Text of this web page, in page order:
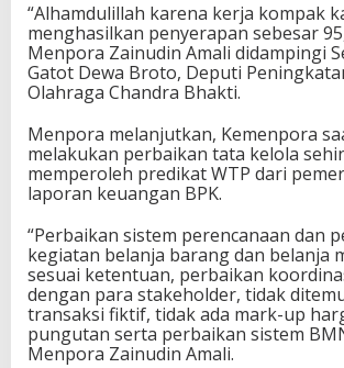
“Alhamdulillah karena kerja kompak
menghasilkan penyerapan sebesar
Menpora Zainudin Amali didampingi
Gatot Dewa Broto, Deputi
Olahraga Chandra Bhakti.
Menpora melanjutkan, Kemenpora
melakukan perbaikan tata kelola
memperoleh predikat WTP dari
laporan keuangan BPK.
“Perbaikan sistem perencanaan dan
kegiatan belanja barang dan belanja
sesuai ketentuan, perbaikan
dengan para stakeholder, tidak
transaksi fiktif, tidak ada mark-up
pungutan serta perbaikan sistem
Menpora Zainudin Amali.